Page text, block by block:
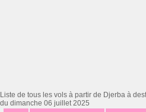
Liste de tous les vols à partir de Djerba à
du dimanche 06 juillet 2025